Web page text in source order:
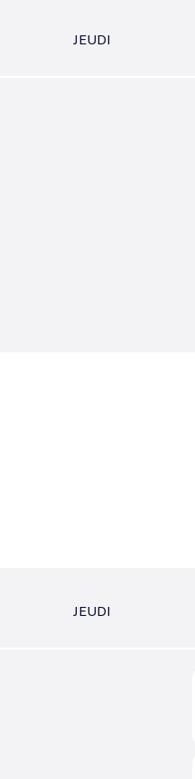
JEUDI
JEUDI